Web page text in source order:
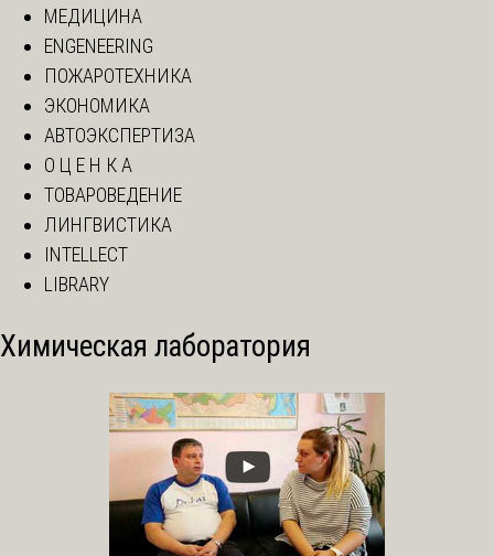
МЕДИЦИНА
ENGENEERING
ПОЖАРОТЕХНИКА
ЭКОНОМИКА
АВТОЭКСПЕРТИЗА
О Ц Е Н К А
ТОВАРОВЕДЕНИЕ
ЛИНГВИСТИКА
INTELLECT
LIBRARY
Химическая лаборатория